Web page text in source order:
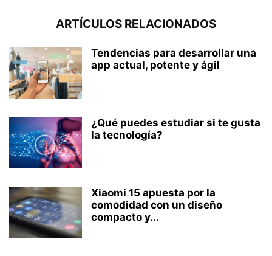
ARTÍCULOS RELACIONADOS
Tendencias para desarrollar una
app actual, potente y ágil
¿Qué puedes estudiar si te gusta
la tecnología?
Xiaomi 15 apuesta por la
comodidad con un diseño
compacto y...